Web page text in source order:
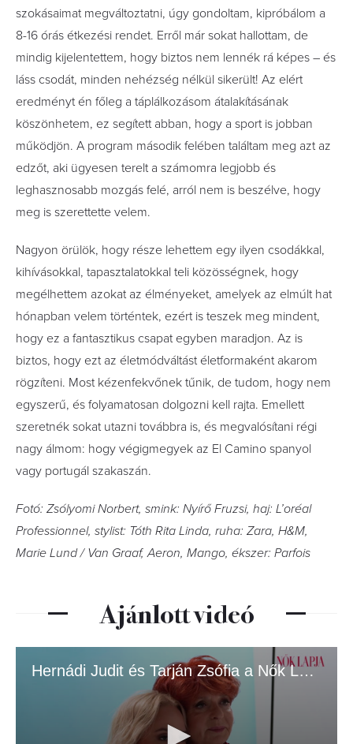
szokásaimat megváltoztatni, úgy gondoltam, kipróbálom a
8-16 órás étkezési rendet. Erről már sokat hallottam, de
mindig kijelentettem, hogy biztos nem lennék rá képes – és
láss csodát, minden nehézség nélkül sikerült! Az elért
eredményt én főleg a táplálkozásom átalakításának
köszönhetem, ez segített abban, hogy a sport is jobban
működjön. A program második felében találtam meg azt az
edzőt, aki ügyesen terelt a számomra legjobb és
leghasznosabb mozgás felé, arról nem is beszélve, hogy
meg is szerettette velem.
Nagyon örülök, hogy része lehettem egy ilyen csodákkal,
kihívásokkal, tapasztalatokkal teli közösségnek, hogy
megélhettem azokat az élményeket, amelyek az elmúlt hat
hónapban velem történtek, ezért is teszek meg mindent,
hogy ez a fantasztikus csapat egyben maradjon. Az is
biztos, hogy ezt az életmódváltást életformaként akarom
rögzíteni.­ Most kézenfekvőnek tűnik, de tudom, hogy nem
egyszerű, és folyamatosan dolgozni kell rajta. Emellett
szeretnék sokat utazni továbbra is, és megvalósítani régi
nagy álmom: hogy végigmegyek az El Camino spanyol
vagy portugál szakaszán.
Fotó: Zsólyomi Norbert, smink: Nyírő Fruzsi, haj: L’oréal
Professionnel, stylist: Tóth Rita Linda, ruha: Zara, H&M,
Marie Lund / Van Graaf, Aeron, Mango, ékszer: Parfois
Ajánlott videó
Hernádi Judit és Tarján Zsófia a Nők Lapja címlapján.mp4